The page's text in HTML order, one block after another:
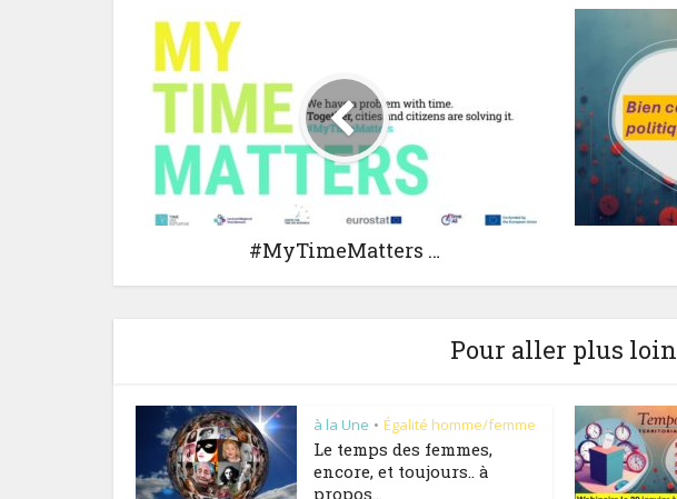
#MyTimeMatters …
Pour aller plus loin
à la Une • Égalité homme/femme
Le temps des femmes,
encore, et toujours.. à
propos...